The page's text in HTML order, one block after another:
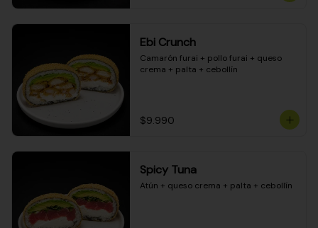
Ebi Crunch
Camarón furai + pollo furai + queso
crema + palta + cebollín
$9.990
Spicy Tuna
Atún + queso crema + palta + cebollín